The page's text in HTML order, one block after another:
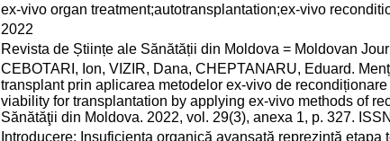
ex-vivo organ treatment;autotransplantation;ex-vivo
2022
Revista de Științe ale Sănătății din Moldova = Moldovan
CEBOTARI, Ion, VIZIR, Dana, CHEPTANARU, Eduard.
transplant prin aplicarea metodelor ex-vivo de
viability for transplantation by applying ex-vivo methods of
Sănătăţii din Moldova. 2022, vol. 29(3), anexa 1, p. 327.
Introducere: Insuficiența organică avansată reprezintă